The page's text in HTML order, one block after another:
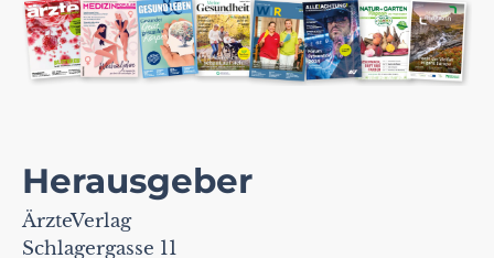
Herausgeber
ÄrzteVerlag
Schlagergasse 11